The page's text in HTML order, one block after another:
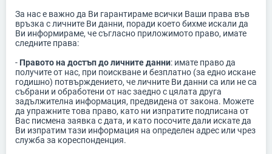
За нас е важно да Ви гарантираме всички Ваши права във
връзка с личните Ви данни, поради което бихме искали да
Ви информираме, че съгласно приложимото право, имате
следните права:
- Правото на достъп до личните данни: имате право да
получите от нас, при поискване и безплатно (за едно искане
годишно) потвърждението, че личните Ви данни са или не са
събрани и обработени от нас заедно с цялата друга
задължителна информация, предвидена от закона. Можете
да упражните това право, като ни изпратите подписана от
Вас писмена заявка с дата, и като посочите дали искате да
Ви изпратим тази информация на определен адрес или чрез
служба за кореспонденция.